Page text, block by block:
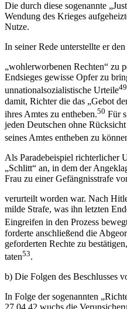
Die durch diese sogenannte
Wendung des Krieges
Nutze.
In seiner Rede unterstellte er
„wohlerworbenen Rechten“ zu
Endsieges gewisse Opfer zu
unnationalsozialistische Urteile49
damit, Richter die das „Gebot
ihres Amtes zu entheben.50 Für
jeden Deutschen ohne
seines Amtes entheben zu
Als Paradebeispiel richterlicher
„Schlitt“ an, in dem der
Frau zu einer Gefängnisstrafe
verurteilt worden war. Nach
milde Strafe, was ihn letzten
Eingreifen in den Prozess
forderte anschließend die
geforderten Rechte zu
taten53.
b) Die Folgen des Beschlusses
In Folge der sogenannten
27.04.42 wuchs die